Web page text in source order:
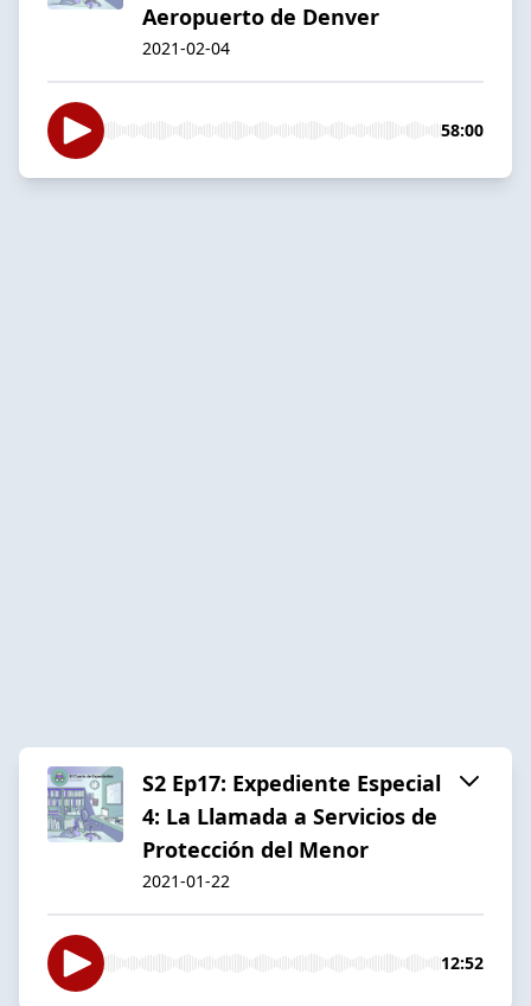
Aeropuerto de Denver
2021-02-04
58:00
S2 Ep17: Expediente Especial
4: La Llamada a Servicios de
Protección del Menor
2021-01-22
12:52